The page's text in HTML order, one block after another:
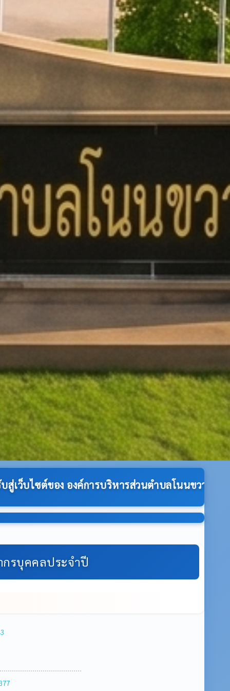
บลโนนขวาง:-
รบุคคลประจำปี